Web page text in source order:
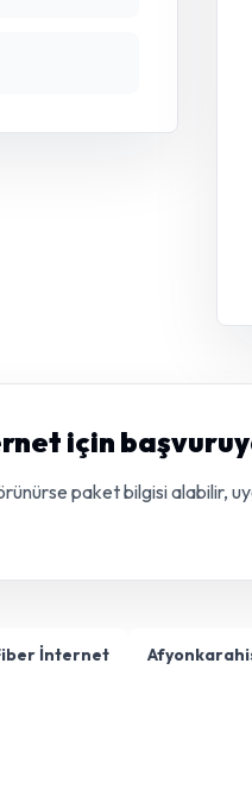
için başvuruya
paket bilgisi alabilir,
İnternet